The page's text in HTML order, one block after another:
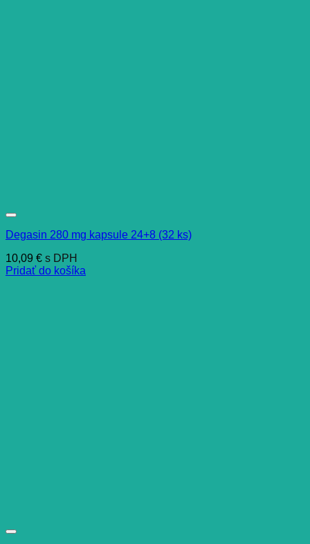
Degasin 280 mg kapsule 24+8 (32 ks)
10,09 € s DPH
Pridať do košíka